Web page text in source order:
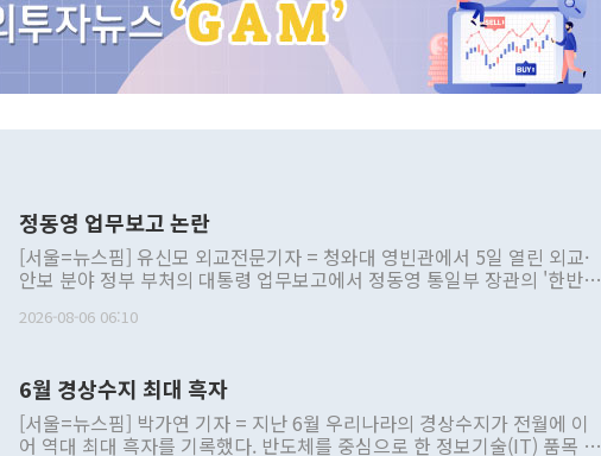
정동영 업무보고 논란
[서울=뉴스핌] 유신모 외교전문기자 = 청와대 영빈관에서 5일 열린 외교·
안보 분야 정부 부처의 대통령 업무보고에서 정동영 통일부 장관의 '한반도
발언 중에는 정부 내 조율을 거치지 않은 사안을 정책으로 추진하겠다고 공
주의적 희망에 근거한 비현실적 구상'이라는 비판을 내놨다. 그동안 정 장
관의 대북 정책 관련 발언이 물의를 빚은 적은 여러 번 있지만 대통령과 유
관 부처 장관이 공개적으로 부정적 입장을 표명한 것은 이례적이다. 정 장
2026-08-06 06:10
6월 경상수지 최대 흑자
[서울=뉴스핌] 박가연 기자 = 지난 6월 우리나라의 경상수지가 전월에 이
어 역대 최대 흑자를 기록했다. 반도체를 중심으로 한 정보기술(IT) 품목 수